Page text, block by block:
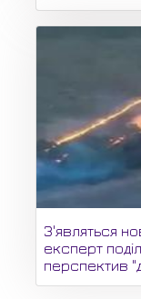
З'являться
експерт
перспектив